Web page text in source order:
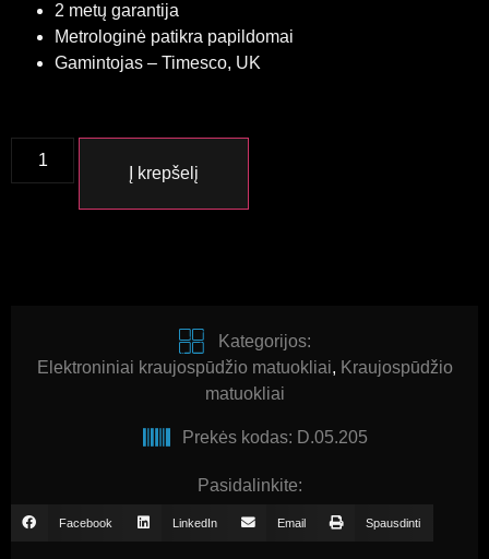
2 metų garantija
Metrologinė patikra papildomai
Gamintojas – Timesco, UK
Į krepšelį
Kategorijos:
Elektroniniai kraujospūdžio matuokliai, Kraujospūdžio
matuokliai
Prekės kodas: D.05.205
Pasidalinkite:
Facebook LinkedIn Email Spausdinti